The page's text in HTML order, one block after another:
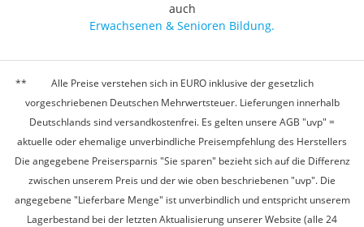
auch
Erwachsenen & Senioren Bildung.
Alle Preise verstehen sich in EURO inklusive der gesetzlich
vorgeschriebenen Deutschen Mehrwertsteuer. Lieferungen innerhalb
Deutschlands sind versandkostenfrei. Es gelten unsere AGB "uvp" =
aktuelle oder ehemalige unverbindliche Preisempfehlung des Herstellers
Die angegebene Preisersparnis "Sie sparen" bezieht sich auf die Differenz
zwischen unserem Preis und der wie oben beschriebenen "uvp". Die
angegebene "Lieferbare Menge" ist unverbindlich und entspricht unserem
Lagerbestand bei der letzten Aktualisierung unserer Website (alle 24